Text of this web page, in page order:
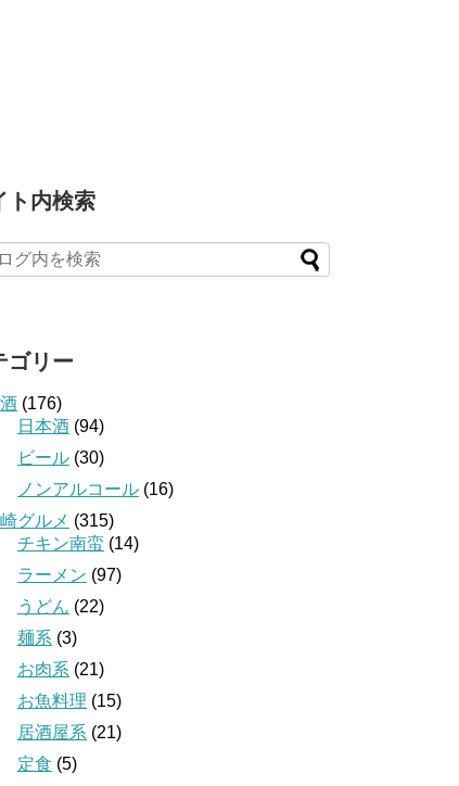
ト内検索
ゴリー
(176)
日本酒 (94)
ビール (30)
ノンアルコール (16)
グルメ (315)
チキン南蛮 (14)
ラーメン (97)
うどん (22)
麺系 (3)
お肉系 (21)
お魚料理 (15)
居酒屋系 (21)
定食 (5)